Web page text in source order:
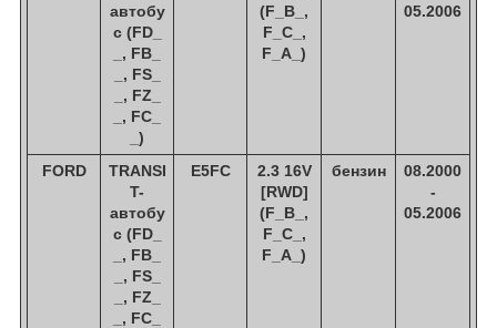
автобу
с (FD_
_, FB_
_, FS_
_, FZ_
_, FC_
_)
(F_B_,
F_C_,
F_A_)
05.2006
FORD
TRANSI
T-
автобу
с (FD_
_, FB_
_, FS_
_, FZ_
_, FC_
E5FC
2.3 16V
[RWD]
(F_B_,
F_C_,
F_A_)
бензин
08.2000
-
05.2006